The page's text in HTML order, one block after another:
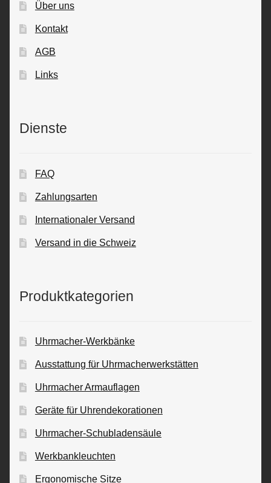
Über uns
Kontakt
AGB
Links
Dienste
FAQ
Zahlungsarten
Internationaler Versand
Versand in die Schweiz
Produktkategorien
Uhrmacher-Werkbänke
Ausstattung für Uhrmacherwerkstätten
Uhrmacher Armauflagen
Geräte für Uhrendekorationen
Uhrmacher-Schubladensäule
Werkbankleuchten
Ergonomische Sitze